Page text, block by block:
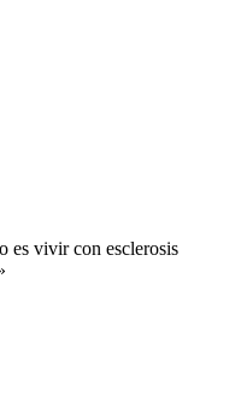
es vivir con esclerosis